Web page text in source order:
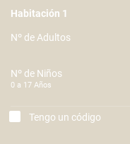
Habitación 1
Nº de Adultos
Nº de Niños
0 a 17 Años
Tengo un código